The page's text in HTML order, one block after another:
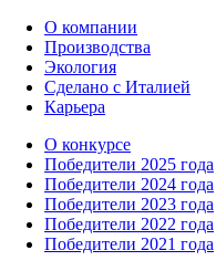
О компании
Производства
Экология
Сделано с Италией
Карьера
О конкурсе
Победители 2025 года
Победители 2024 года
Победители 2023 года
Победители 2022 года
Победители 2021 года